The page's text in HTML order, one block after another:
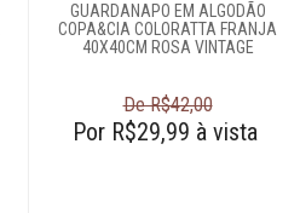
GUARDANAPO EM ALGODÃO
COPA&CIA COLORATTA FRANJA
40X40CM ROSA VINTAGE
De R$42,00
Por R$29,99 à vista